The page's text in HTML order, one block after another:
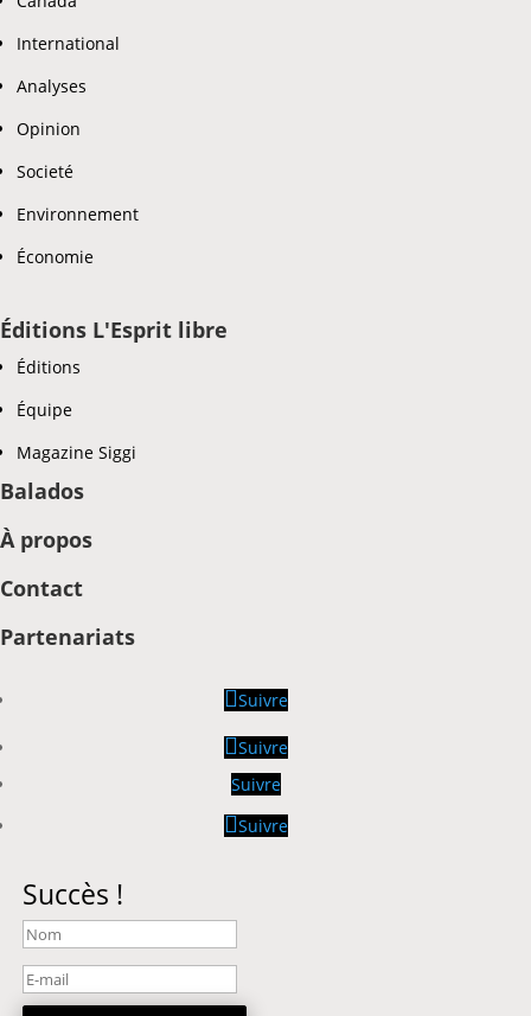
International
Analyses
Opinion
Societé
Environnement
Économie
Éditions L'Esprit libre
Éditions
Équipe
Magazine Siggi
Balados
À propos
Contact
Partenariats
Suivre
Suivre
Suivre
Suivre
Succès !